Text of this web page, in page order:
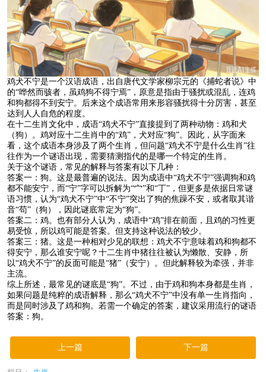
鸡犬不宁是一个汉语成语，出自唐代文学家柳宗元的《捕蛇者说》中
的“哗然而骇者，虽鸡狗不得宁焉”，原意是指由于骚扰或混乱，连鸡
和狗都得不到安宁。后来这个成语常用来形容骚扰得十分厉害，甚至
达到人人自危的程度。
在十二生肖文化中，成语“鸡犬不宁”直接提到了两种动物：鸡和犬
（狗）。鸡对应十二生肖中的“鸡”，犬对应“狗”。因此，从字面来
看，这个成语本身涉及了两个生肖，但问题“鸡犬不宁是什么生肖”往
往作为一个谜语出现，需要猜测指代的是哪一个特定的生肖。
关于这个谜语，常见的解释与答案有以下几种：
答案一：狗。这是最普遍的说法。因为成语中“鸡犬不宁”强调狗和鸡
都不能安宁，而“宁”字可以拆解为“宀”和“丁”，但更多是依据日常谜
语习惯，认为“鸡犬不宁”中“不宁”突出了狗的焦躁不安，或者取其谐
音“苟”（狗），因此谜底常定为“狗”。
答案二：鸡。也有部分人认为，成语中“鸡”排在前面，且鸡的习性更
易受惊，所以鸡可能是答案。但支持这种说法的较少。
答案三：猪。这是一种相对少见的联想：鸡犬不宁意味着鸡和狗都不
得安宁，那么谁安宁呢？十二生肖中猪往往被认为懒散、安静，所
以“鸡犬不宁”的反面可能是“猪”（安宁）。但此解释较为牵强，并非
主流。
综上所述，最常见的谜底是“狗”。不过，由于鸡和狗本身都是生肖，
如果问题是纯粹的成语解释，那么“鸡犬不宁”中没有单一生肖指向，
而是同时涉及了鸡和狗。若需一个确定的答案，建议采用流行的谜语
答案：狗。
上一篇 下一篇